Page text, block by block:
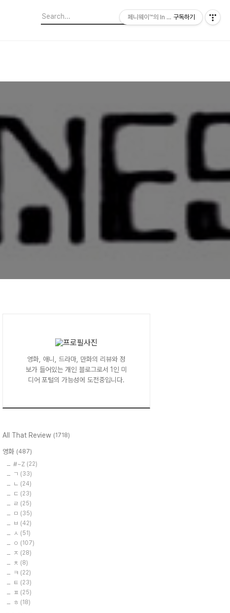
영화, 애니, 드라마, 만화의 리뷰와 정
보가 들어있는 개인 블로그로서 1인 미
디어 포털의 가능성에 도전중입니다.
All That Review (1718)
영화 (487)
#~Z (22)
ㄱ (33)
ㄴ (24)
ㄷ (23)
ㄹ (25)
ㅁ (35)
ㅂ (42)
ㅅ (51)
ㅇ (107)
ㅈ (28)
ㅊ (8)
ㅋ (22)
ㅌ (23)
ㅍ (25)
ㅎ (18)
페니웨이™의 In This Film
구독하기